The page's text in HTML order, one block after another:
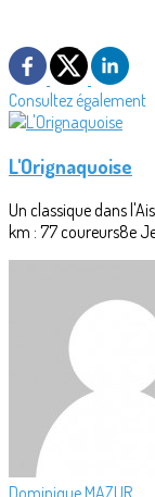
Consultez également
L'Orignaquoise
Un classique dans
km : 77 coureurs8e
Dominique MAZUR